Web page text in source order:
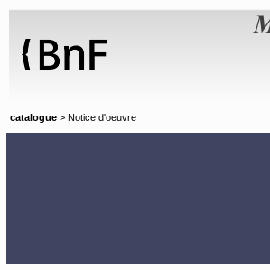
catalogue > Notice d'oeuvre